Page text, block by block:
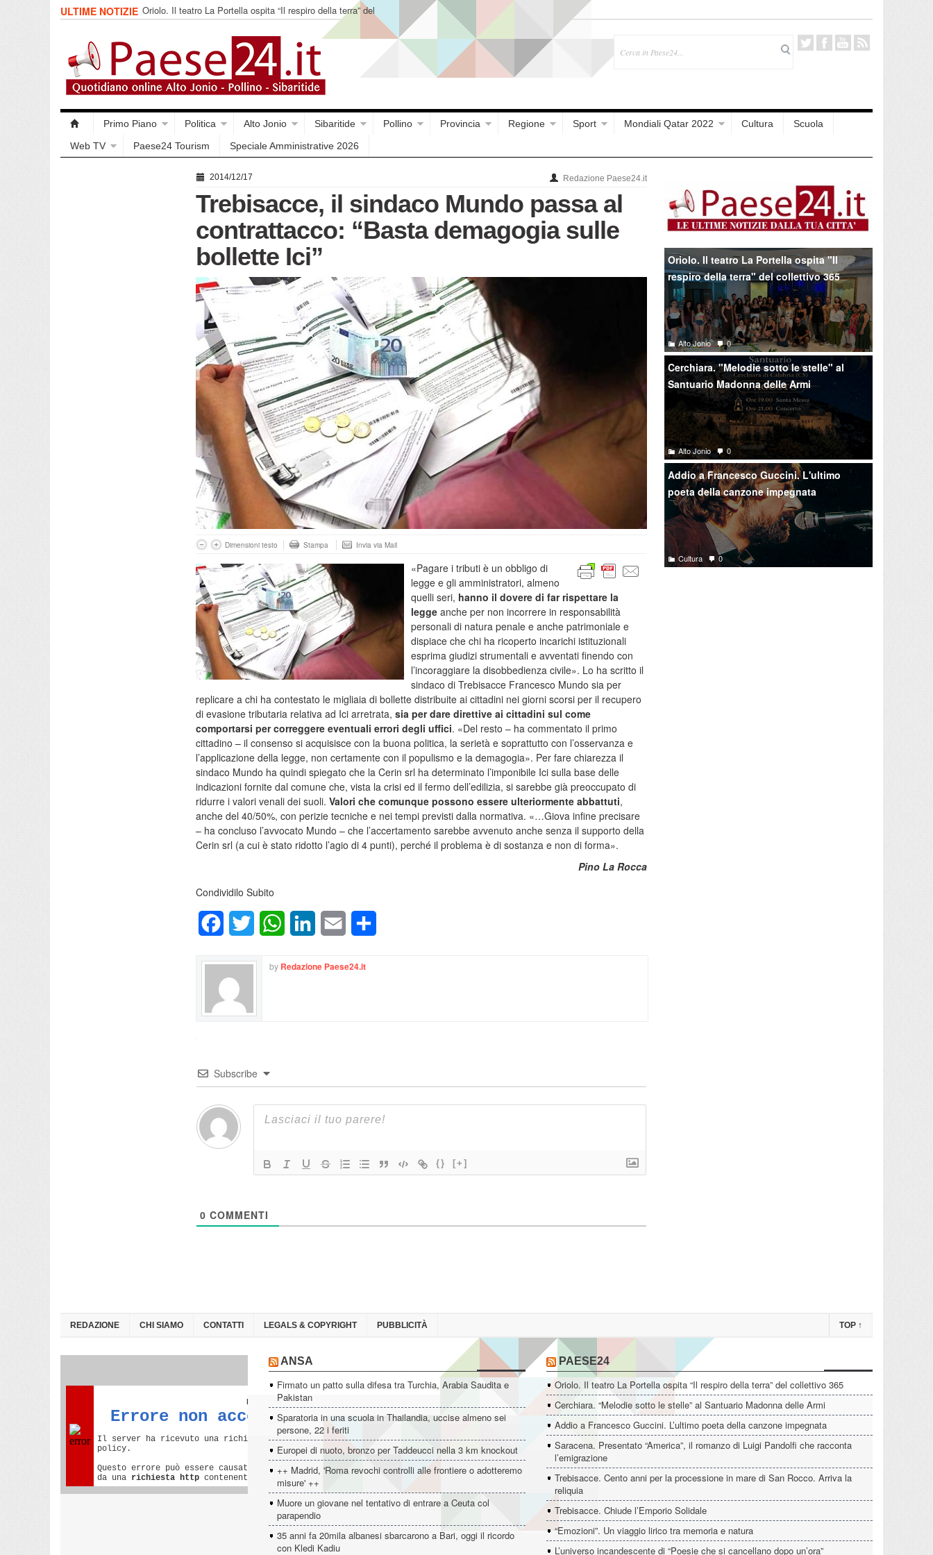
ULTIME NOTIZIE Oriolo. Il teatro La Portella ospita “Il respiro della terra” del
collettivo 365
Primo Piano Politica Alto Jonio Sibaritide Pollino Provincia Regione Sport Mondiali Qatar 2022 Cultura
Scuola
Web TV
Paese24 Tourism Speciale Amministrative 2026
2014/12/17 Redazione Paese24.it
Trebisacce, il sindaco Mundo passa al
contrattacco: “Basta demagogia sulle
bollette Ici”
Dimensioni testo Stampa Invia via Mail
«Pagare i tributi è un obbligo di
legge e gli amministratori, almeno
quelli seri, hanno il dovere di far rispettare la
legge anche per non incorrere in responsabilità
personali di natura penale e anche patrimoniale e
dispiace che chi ha ricoperto incarichi istituzionali
esprima giudizi strumentali e avventati finendo con
l’incoraggiare la disobbedienza civile». Lo ha scritto il
sindaco di Trebisacce Francesco Mundo sia per
replicare a chi ha contestato le migliaia di bollette distribuite ai cittadini nei giorni scorsi per il recupero
di evasione tributaria relativa ad Ici arretrata, sia per dare direttive ai cittadini sul come
comportarsi per correggere eventuali errori degli uffici. «Del resto – ha commentato il primo
cittadino – il consenso si acquisisce con la buona politica, la serietà e soprattutto con l’osservanza e
l’applicazione della legge, non certamente con il populismo e la demagogia». Per fare chiarezza il
sindaco Mundo ha quindi spiegato che la Cerin srl ha determinato l’imponibile Ici sulla base delle
indicazioni fornite dal comune che, vista la crisi ed il fermo dell’edilizia, si sarebbe già preoccupato di
ridurre i valori venali dei suoli. Valori che comunque possono essere ulteriormente abbattuti,
anche del 40/50%, con perizie tecniche e nei tempi previsti dalla normativa. «…Giova infine precisare
– ha concluso l’avvocato Mundo – che l’accertamento sarebbe avvenuto anche senza il supporto della
Cerin srl (a cui è stato ridotto l’agio di 4 punti), perché il problema è di sostanza e non di forma».
Pino La Rocca
Condividilo Subito
FacebookTwitter WhatsAppLinkedInEmail
by Redazione Paese24.it
Subscribe
{} [+]
0 COMMENTI
Oriolo. Il teatro La Portella ospita "Il
respiro della terra" del collettivo 365
Alto Jonio 0
Cerchiara. "Melodie sotto le stelle" al
Santuario Madonna delle Armi
Alto Jonio 0
Addio a Francesco Guccini. L'ultimo
poeta della canzone impegnata
Cultura 0
REDAZIONE CHI SIAMO CONTATTI LEGALS & COPYRIGHT PUBBLICITÀ TOP ↑
ANSA
Firmato un patto sulla difesa tra Turchia, Arabia Saudita e
Pakistan
Sparatoria in una scuola in Thailandia, uccise almeno sei
persone, 22 i feriti
Europei di nuoto, bronzo per Taddeucci nella 3 km knockout
++ Madrid, 'Roma revochi controlli alle frontiere o adotteremo
misure' ++
Muore un giovane nel tentativo di entrare a Ceuta col
parapendio
35 anni fa 20mila albanesi sbarcarono a Bari, oggi il ricordo
con Kledi Kadiu
PAESE24
Oriolo. Il teatro La Portella ospita “Il respiro della terra” del collettivo 365
Cerchiara. “Melodie sotto le stelle” al Santuario Madonna delle Armi
Addio a Francesco Guccini. L’ultimo poeta della canzone impegnata
Saracena. Presentato “America”, il romanzo di Luigi Pandolfi che racconta
l’emigrazione
Trebisacce. Cento anni per la processione in mare di San Rocco. Arriva la
reliquia
Trebisacce. Chiude l’Emporio Solidale
“Emozioni”. Un viaggio lirico tra memoria e natura
L’universo incandescente di “Poesie che si cancellano dopo un’ora”